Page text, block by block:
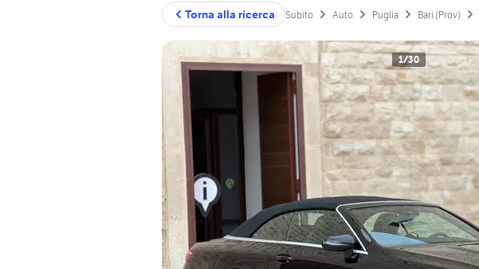
Torna alla ricerca Subito Auto Puglia Bari (Prov)
1/30